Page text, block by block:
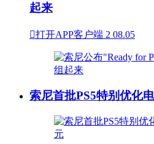
起来
打开APP客户端 2 08.05
索尼首批PS5特别优化